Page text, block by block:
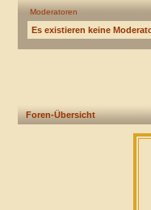
Moderatoren
Es existieren keine
Foren-Übersicht